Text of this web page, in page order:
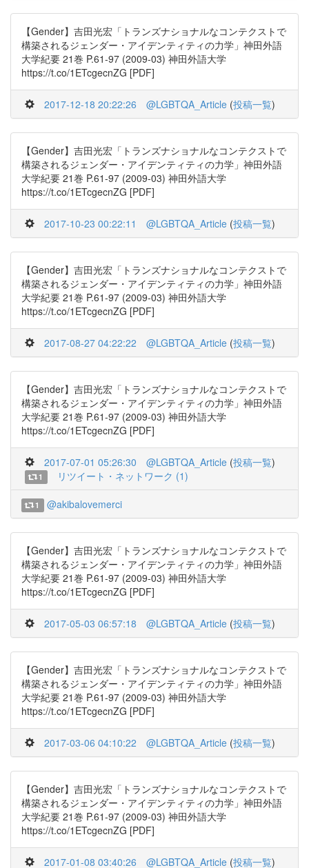
【Gender】吉田光宏「トランズナショナルなコンテクストで
構築されるジェンダー・アイデンティティの力学」神田外語
大学紀要 21巻 P.61-97 (2009-03) 神田外語大学
https://t.co/1ETcgecnZG [PDF]
2017-12-18 20:22:26 @LGBTQA_Article (投稿一覧)
【Gender】吉田光宏「トランズナショナルなコンテクストで
構築されるジェンダー・アイデンティティの力学」神田外語
大学紀要 21巻 P.61-97 (2009-03) 神田外語大学
https://t.co/1ETcgecnZG [PDF]
2017-10-23 00:22:11 @LGBTQA_Article (投稿一覧)
【Gender】吉田光宏「トランズナショナルなコンテクストで
構築されるジェンダー・アイデンティティの力学」神田外語
大学紀要 21巻 P.61-97 (2009-03) 神田外語大学
https://t.co/1ETcgecnZG [PDF]
2017-08-27 04:22:22 @LGBTQA_Article (投稿一覧)
【Gender】吉田光宏「トランズナショナルなコンテクストで
構築されるジェンダー・アイデンティティの力学」神田外語
大学紀要 21巻 P.61-97 (2009-03) 神田外語大学
https://t.co/1ETcgecnZG [PDF]
2017-07-01 05:26:30 @LGBTQA_Article (投稿一覧)
1 リツイート・ネットワーク (1)
1 @akibalovemerci
【Gender】吉田光宏「トランズナショナルなコンテクストで
構築されるジェンダー・アイデンティティの力学」神田外語
大学紀要 21巻 P.61-97 (2009-03) 神田外語大学
https://t.co/1ETcgecnZG [PDF]
2017-05-03 06:57:18 @LGBTQA_Article (投稿一覧)
【Gender】吉田光宏「トランズナショナルなコンテクストで
構築されるジェンダー・アイデンティティの力学」神田外語
大学紀要 21巻 P.61-97 (2009-03) 神田外語大学
https://t.co/1ETcgecnZG [PDF]
2017-03-06 04:10:22 @LGBTQA_Article (投稿一覧)
【Gender】吉田光宏「トランズナショナルなコンテクストで
構築されるジェンダー・アイデンティティの力学」神田外語
大学紀要 21巻 P.61-97 (2009-03) 神田外語大学
https://t.co/1ETcgecnZG [PDF]
2017-01-08 03:40:26 @LGBTQA_Article (投稿一覧)